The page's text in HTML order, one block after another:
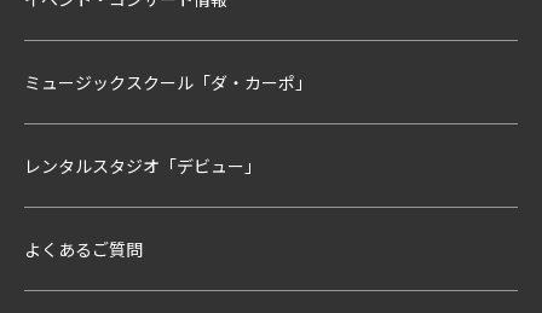
ミュージックスクール「ダ・カーポ」
レンタルスタジオ「デビュー」
よくあるご質問